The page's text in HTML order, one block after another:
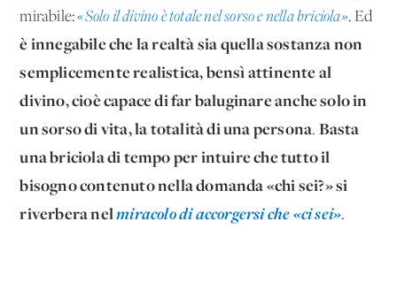
mirabile:«Solo il divino è totale nel sorso e nella briciola». Ed
è innegabile che la realtà sia quella sostanza non
semplicemente realistica, bensì attinente al
divino, cioè capace di far baluginare anche solo in
un sorso di vita, la totalità di una persona. Basta
una briciola di tempo per intuire che tutto il
bisogno contenuto nella domanda «chi sei?» si
riverbera nelmiracolo di accorgersi che «ci sei».